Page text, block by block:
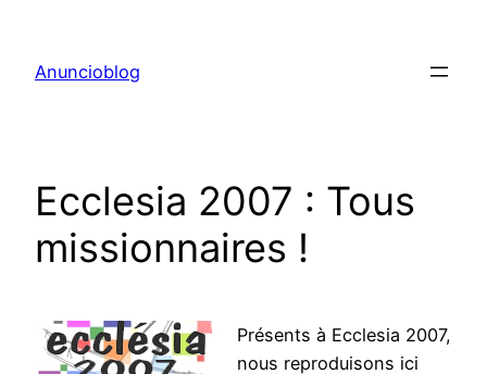
contenu
Anuncioblog
Ecclesia 2007 : Tous
missionnaires !
Présents à Ecclesia 2007,
nous reproduisons ici